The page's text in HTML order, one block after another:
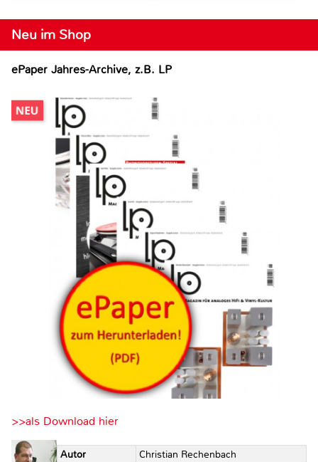
Neu im Shop
ePaper Jahres-Archive, z.B. LP
>>als Download hier
Autor
Christian Rechenbach